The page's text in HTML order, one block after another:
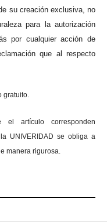
su creación exclusiva, no
para la autorización
por cualquier acción de
que al respecto
gratuito.
artículo corresponden
UNIVERIDAD se obliga a
manera rigurosa.